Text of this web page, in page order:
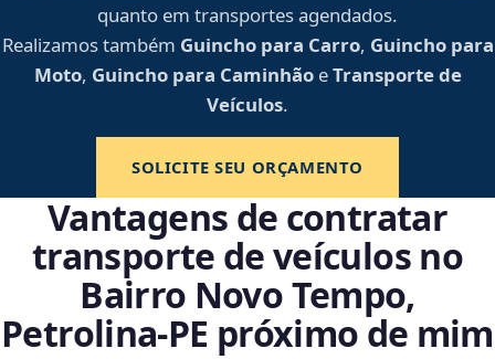
quanto em transportes agendados.
Realizamos também Guincho para Carro, Guincho para
Moto, Guincho para CaminhãoeTransporte de
Veículos.
SOLICITE SEU ORÇAMENTO
Vantagens de contratar
transporte de veículos no
Bairro Novo Tempo,
Petrolina‑PE próximo de mim